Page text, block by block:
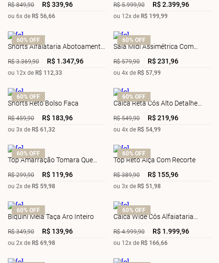
R$ 849,90 R$339,96
ou 6x de R$ 56,66
R$ 5.999,90 R$2.399,96
ou 12x de R$ 199,99
60% OFF
Shorts Alfaiataria Abotoamento
R$ 3.369,90 R$ 1.347,96
ou 12x de R$ 112,33
60% OFF
Saia Midi Assimétrica Com
R$ 579,90 R$231,96
ou 4x de R$ 57,99
60% OFF
Shorts Reto Bolso Faca
R$ 459,90 R$ 183,96
ou 3x de R$ 61 ,32
60% OFF
Calca Reta Cós Alto Detalhe
R$ 549,90 R$219,96
ou 4x de R$ 54,99
60% OFF
Top Amarração Tomara Que
R$ 299,90 R$ 119,96
ou 2x de R$ 59,98
60% OFF
Top Reto Alça Com Recorte
R$ 389,90 R$ 155,96
ou 3x de R$ 51 ,98
60% OFF
Biquini Meia Taça Aro Inteiro
R$ 349,90 R$ 139,96
ou 2x de R$ 69,98
60% OFF
Calca Wide Cós Alfaiataria
R$ 4.999,90 R$ 1.999,96
ou 12x de R$ 166,66